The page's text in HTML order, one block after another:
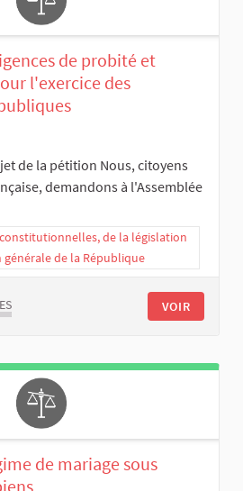
de probité et
l'exercice des
de la pétition Nous, citoyens
demandons à l'Assemblée
de la législation
de la République
VOIR
de mariage sous